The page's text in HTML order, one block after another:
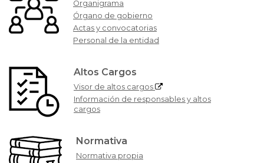
Organigrama
Órgano de gobierno
Actas y convocatorias
Personal de la entidad
Altos Cargos
Visor de altos cargos
Información de responsables y altos
cargos
Normativa
Normativa propia